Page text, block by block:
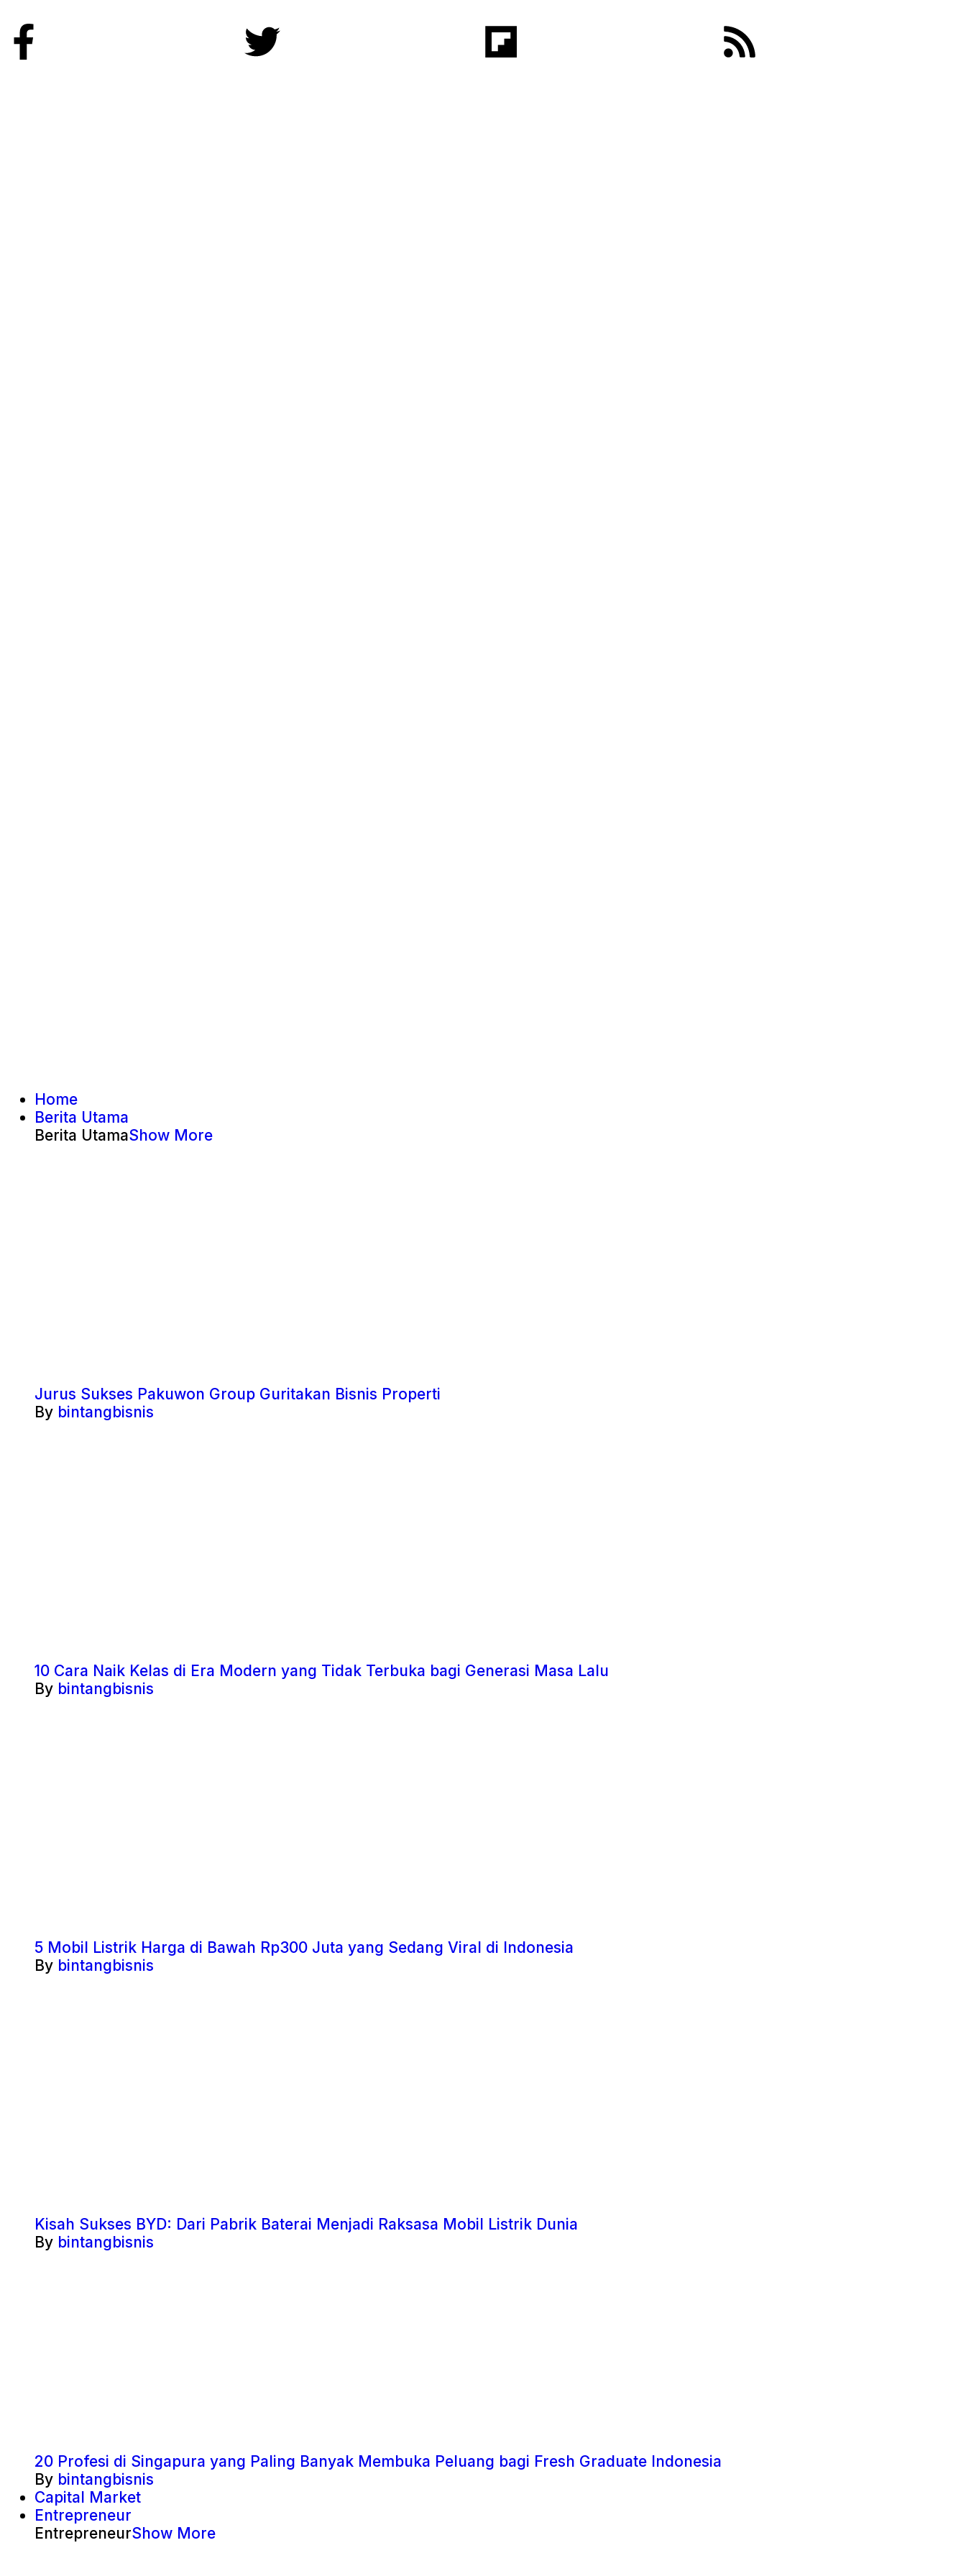
Home
Berita Utama
Berita UtamaShow More
Jurus Sukses Pakuwon Group Guritakan Bisnis Properti
By bintangbisnis
10 Cara Naik Kelas di Era Modern yang Tidak Terbuka bagi Generasi Masa Lalu
By bintangbisnis
5 Mobil Listrik Harga di Bawah Rp300 Juta yang Sedang Viral di Indonesia
By bintangbisnis
Kisah Sukses BYD: Dari Pabrik Baterai Menjadi Raksasa Mobil Listrik Dunia
By bintangbisnis
20 Profesi di Singapura yang Paling Banyak Membuka Peluang bagi Fresh Graduate Indonesia
By bintangbisnis
Capital Market
Entrepreneur
EntrepreneurShow More